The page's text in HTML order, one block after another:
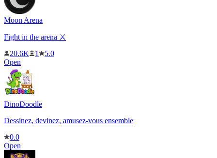
Moon Arena
Fight in the arena ⚔️
20.6K
1
5.0
Open
DinoDoodle
Dessinez, devinez, amusez-vous ensemble
0.0
Open